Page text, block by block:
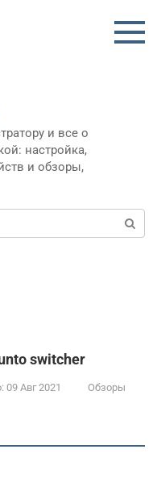
и все о
настройка,
и обзоры,
switcher
09 Авг 2021
Обзоры